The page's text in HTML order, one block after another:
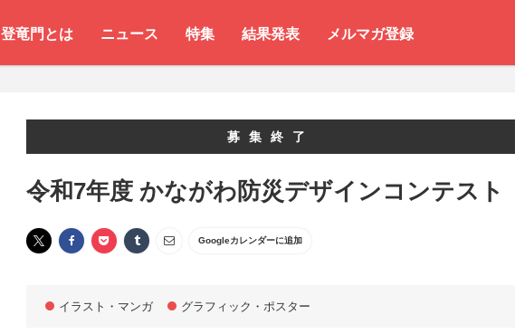
登竜門とは ニュース 特集 結果発表 メルマガ登録
募集終了
令和7年度 かながわ防災デザインコンテスト
Googleカレンダーに追加
イラスト・マンガ グラフィック・ポスター